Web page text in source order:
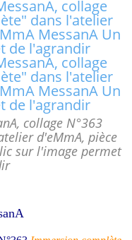
collage N°363
d'eMmA, pièce
sur l'image permet